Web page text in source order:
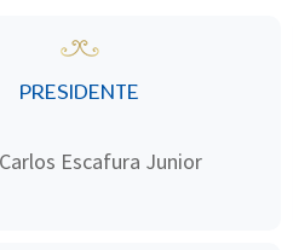
PRESIDENTE
Escafura Junior